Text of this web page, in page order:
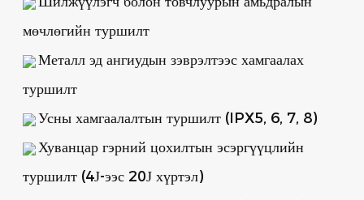
мөчлөгийн туршилт
Металл эд ангиудын зэврэлтээс хамгаалах
туршилт
Усны хамгаалалтын туршилт (IPX5, 6, 7, 8)
Хуванцар гэрний цохилтын эсэргүүцлийн
туршилт (4J-ээс 20J хүртэл)